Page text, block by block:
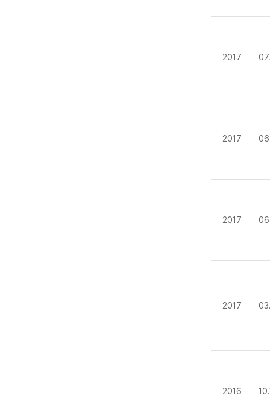
2017
2017
2017
2017
2016